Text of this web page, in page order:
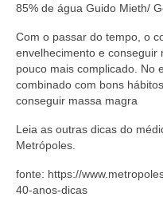
85% de água Guido Mieth/
Com o passar do tempo, o
envelhecimento e conseguir
pouco mais complicado. No
combinado com bons
conseguir massa magra
Leia as outras dicas do
Metrópoles.
fonte: https://
40-anos-dicas